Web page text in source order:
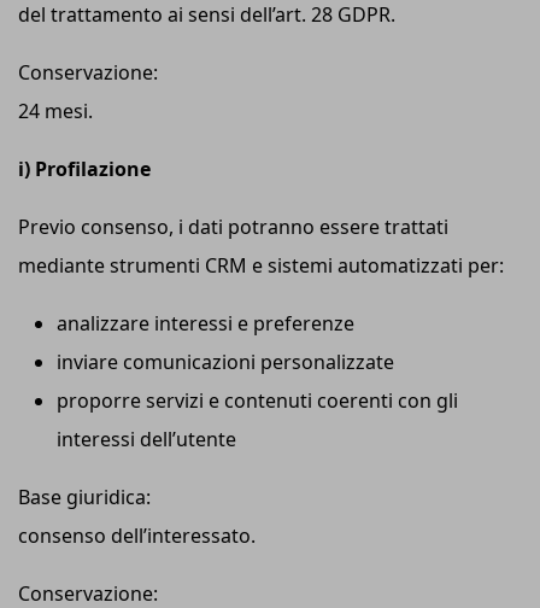
del trattamento ai sensi dell’art. 28 GDPR.
Conservazione:
24 mesi.
i) Profilazione
Previo consenso, i dati potranno essere trattati
mediante strumenti CRM e sistemi automatizzati per:
analizzare interessi e preferenze
inviare comunicazioni personalizzate
proporre servizi e contenuti coerenti con gli
interessi dell’utente
Base giuridica:
consenso dell’interessato.
Conservazione: